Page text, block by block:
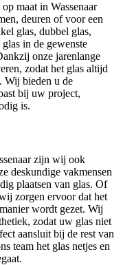
maat in Wassenaar
deuren of voor een
glas, dubbel glas,
in de gewenste
onze jarenlange
zodat het glas altijd
Wij bieden u de
bij uw project,
is.
zijn wij ook
deskundige vakmensen
plaatsen van glas. Of
zorgen ervoor dat het
wordt gezet. Wij
zodat uw glas niet
aansluit bij de rest van
team het glas netjes en